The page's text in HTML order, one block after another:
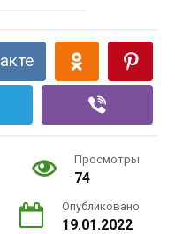
Просмотры
74
Опубликовано
19.01.2022